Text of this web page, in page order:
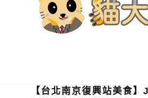
【台北南京復興站美食】